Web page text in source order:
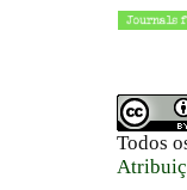
Todos